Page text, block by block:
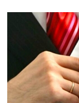
at
p
p
c
e
b
o
o
k
tt
er